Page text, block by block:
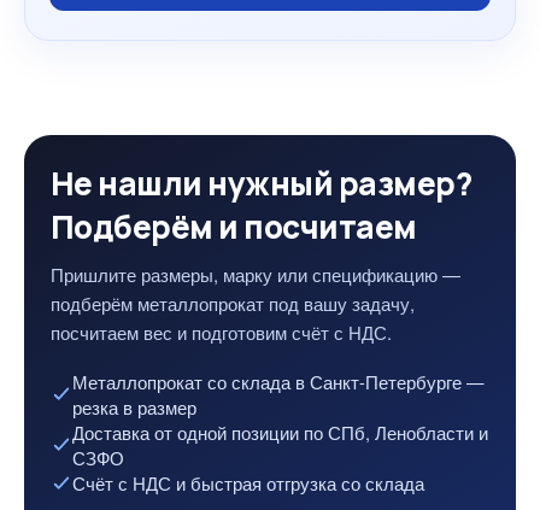
Не нашли нужный размер?
Подберём и посчитаем
Пришлите размеры, марку или спецификацию —
подберём металлопрокат под вашу задачу,
посчитаем вес и подготовим счёт с НДС.
Металлопрокат со склада в Санкт-Петербурге —
резка в размер
Доставка от одной позиции по СПб, Ленобласти и
СЗФО
Счёт с НДС и быстрая отгрузка со склада